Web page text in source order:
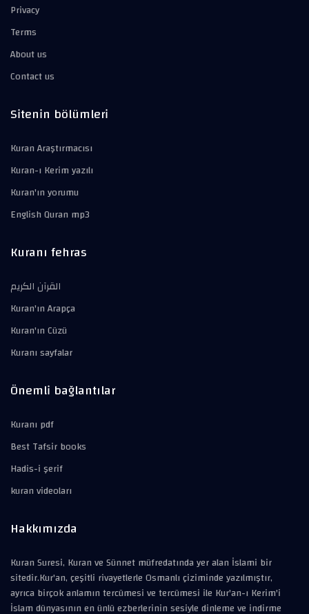
Privacy
Terms
About us
Contact us
Sitenin bölümleri
Kuran Araştırmacısı
Kuran-ı Kerim yazılı
Kuran'ın yorumu
English Quran mp3
Kuranı fehras
القرآن الكريم
Kuran'ın Arapça
Kuran'ın Cüzü
Kuranı sayfalar
Önemli bağlantılar
Kuranı pdf
Best Tafsir books
Hadis-i şerif
kuran videoları
Hakkımızda
Kuran Suresi, Kuran ve Sünnet müfredatında yer alan İslami bir
sitedir.Kur'an, çeşitli rivayetlerle Osmanlı çiziminde yazılmıştır,
ayrıca birçok anlamın tercümesi ve tercümesi ile Kur'an-ı Kerim'i
İslam dünyasının en ünlü ezberlerinin sesiyle dinleme ve indirme